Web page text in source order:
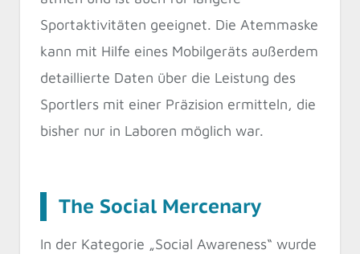
Sportaktivitäten geeignet. Die Atemmaske
kann mit Hilfe eines Mobilgeräts außerdem
detaillierte Daten über die Leistung des
Sportlers mit einer Präzision ermitteln, die
bisher nur in Laboren möglich war.
The Social Mercenary
In der Kategorie „Social Awareness“ wurde